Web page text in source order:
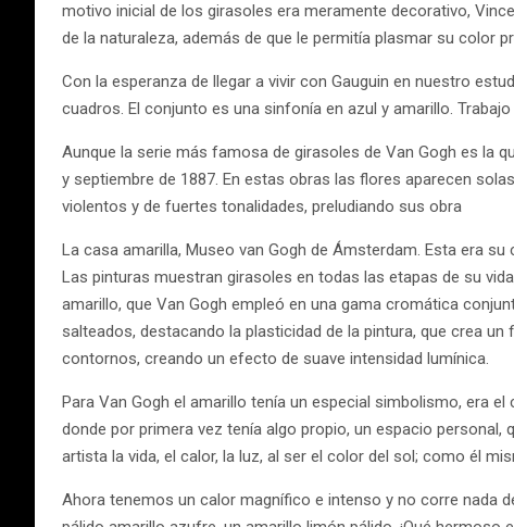
motivo inicial de los girasoles era meramente decorativo,
de la naturaleza, además de que le permitía plasmar su color
Con la esperanza de llegar a vivir con Gauguin en nuestro
cuadros. El conjunto es una sinfonía en azul y amarillo.
Aunque la serie más famosa de girasoles de Van Gogh es la
y septiembre de 1887. En estas obras las flores aparecen
violentos y de fuertes tonalidades, preludiando sus obra
La casa amarilla, Museo van Gogh de Ámsterdam. Esta era
Las pinturas muestran girasoles en todas las etapas de su
amarillo, que Van Gogh empleó en una gama cromática
salteados, destacando la plasticidad de la pintura, que crea
contornos, creando un efecto de suave intensidad lumínica.
Para Van Gogh el amarillo tenía un especial simbolismo, era
donde por primera vez tenía algo propio, un espacio
artista la vida, el calor, la luz, al ser el color del sol; como él
Ahora tenemos un calor magnífico e intenso y no corre nada